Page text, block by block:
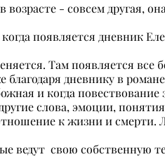
- совсем другая,
появляется дневник
Там появляется
дневнику в
и когда
слова, эмоции,
к жизни и
ведут свою собственную